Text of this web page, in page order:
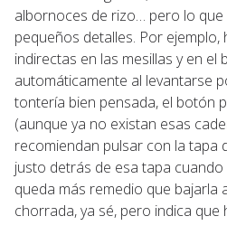
albornoces de rizo… pero lo
pequeños detalles. Por ejemplo,
indirectas en las mesillas y en el
automáticamente al levantarse
tontería bien pensada, el botón
(aunque ya no existan esas
recomiendan pulsar con la tapa
justo detrás de esa tapa
queda más remedio que bajarla
chorrada, ya sé, pero indica